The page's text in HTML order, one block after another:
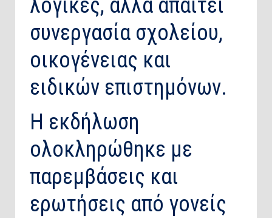
λογικές, αλλά απαιτεί
συνεργασία σχολείου,
οικογένειας και
ειδικών επιστημόνων.
Η εκδήλωση
ολοκληρώθηκε με
παρεμβάσεις και
ερωτήσεις από γονείς